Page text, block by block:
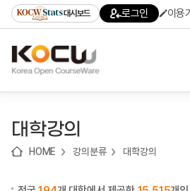
기
기
기
content)
가
대시보드 로그인 이용
대학강의
HOME 강의분류 대학강의